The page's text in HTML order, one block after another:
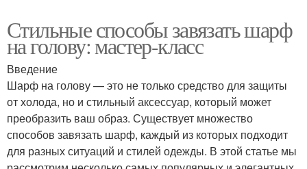
Стильные способы завязать шарф
на голову: мастер-класс
Введение
Шарф на голову — это не только средство для защиты
от холода, но и стильный аксессуар, который может
преобразить ваш образ. Существует множество
способов завязать шарф, каждый из которых подходит
для разных ситуаций и стилей одежды. В этой статье мы